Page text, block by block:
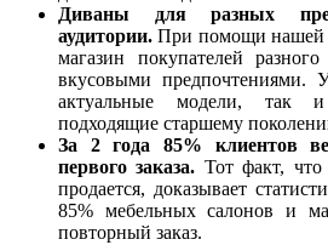
Диваны для разных
аудитории. При помощи нашей
магазин покупателей
вкусовыми предпочтениями.
актуальные модели, так и
подходящие старшему
За 2 года 85% клиентов
первого заказа. Тот факт,
продается, доказывает
85% мебельных салонов и
повторный заказ.